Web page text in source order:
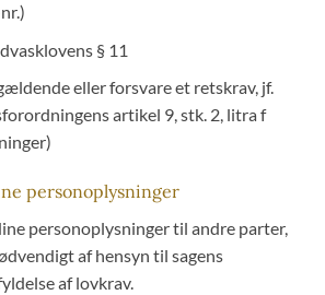
§ 11
eller forsvare et retskrav, jf.
artikel 9, stk. 2, litra f
personoplysninger
personoplysninger til andre parter,
af hensyn til sagens
af lovkrav.